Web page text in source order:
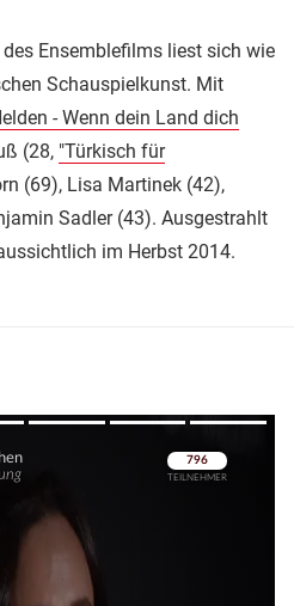
Ensemblefilms liest sich wie
Schauspielkunst. Mit
- Wenn dein Land dich
(28, "Türkisch für
(69), Lisa Martinek (42),
Sadler (43). Ausgestrahlt
im Herbst 2014.
Überspringen